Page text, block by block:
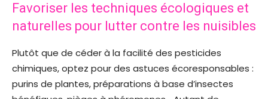
Favoriser les techniques écologiques et
naturelles pour lutter contre les nuisibles
Plutôt que de céder à la facilité des pesticides
chimiques, optez pour des astuces écoresponsables :
purins de plantes, préparations à base d’insectes